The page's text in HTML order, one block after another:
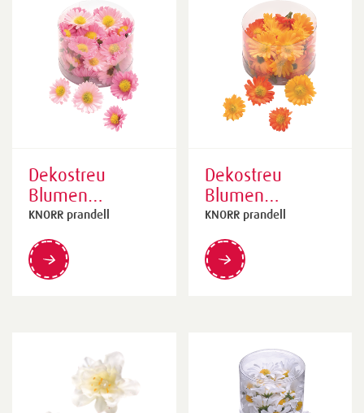
Dekostreu
Blumen
„Margeriten“ |
25 - 30 mm,
rosa, 40 Stück
KNORR prandell
Dekostreu
Blumen
„Margeriten“ |
25 - 30 mm,
gelb/orange, 40
Stück
KNORR prandell